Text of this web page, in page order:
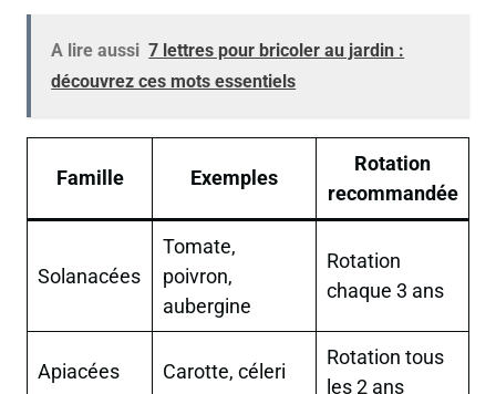
A lire aussi 7 lettres pour bricoler au jardin :
découvrez ces mots essentiels
Famille Exemples
Rotation
recommandée
Solanacées
Tomate,
poivron,
aubergine
Rotation
chaque 3 ans
Apiacées Carotte, céleri
Rotation tous
les 2 ans